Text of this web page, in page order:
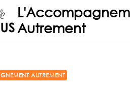
Autrement
AUTREMENT